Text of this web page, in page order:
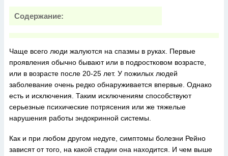
Содержание:
Чаще всего люди жалуются на спазмы в руках. Первые
проявления обычно бывают или в подростковом возрасте,
или в возрасте после 20-25 лет. У пожилых людей
заболевание очень редко обнаруживается впервые. Однако
есть и исключения. Таким исключениям способствуют
серьезные психические потрясения или же тяжелые
нарушения работы эндокринной системы.
Как и при любом другом недуге, симптомы болезни Рейно
зависят от того, на какой стадии она находится. И чем выше